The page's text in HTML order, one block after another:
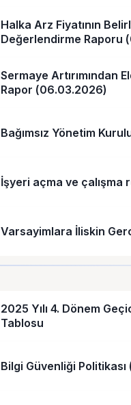
Halka Arz Fiyatının
Değerlendirme Raporu
Sermaye Artırımından
Rapor (06.03.2026)
Bağımsız Yönetim
İşyeri açma ve çalışma
Varsayimlara İliskin
2025 Yılı 4. Dönem
Tablosu
Bilgi Güvenliği Politikası